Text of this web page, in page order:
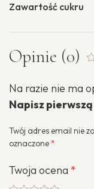
Zawartość cukru
Opinie (0)
Na razie nie ma
Napisz
Twój adres email nie
oznaczone*
Twoja ocena *